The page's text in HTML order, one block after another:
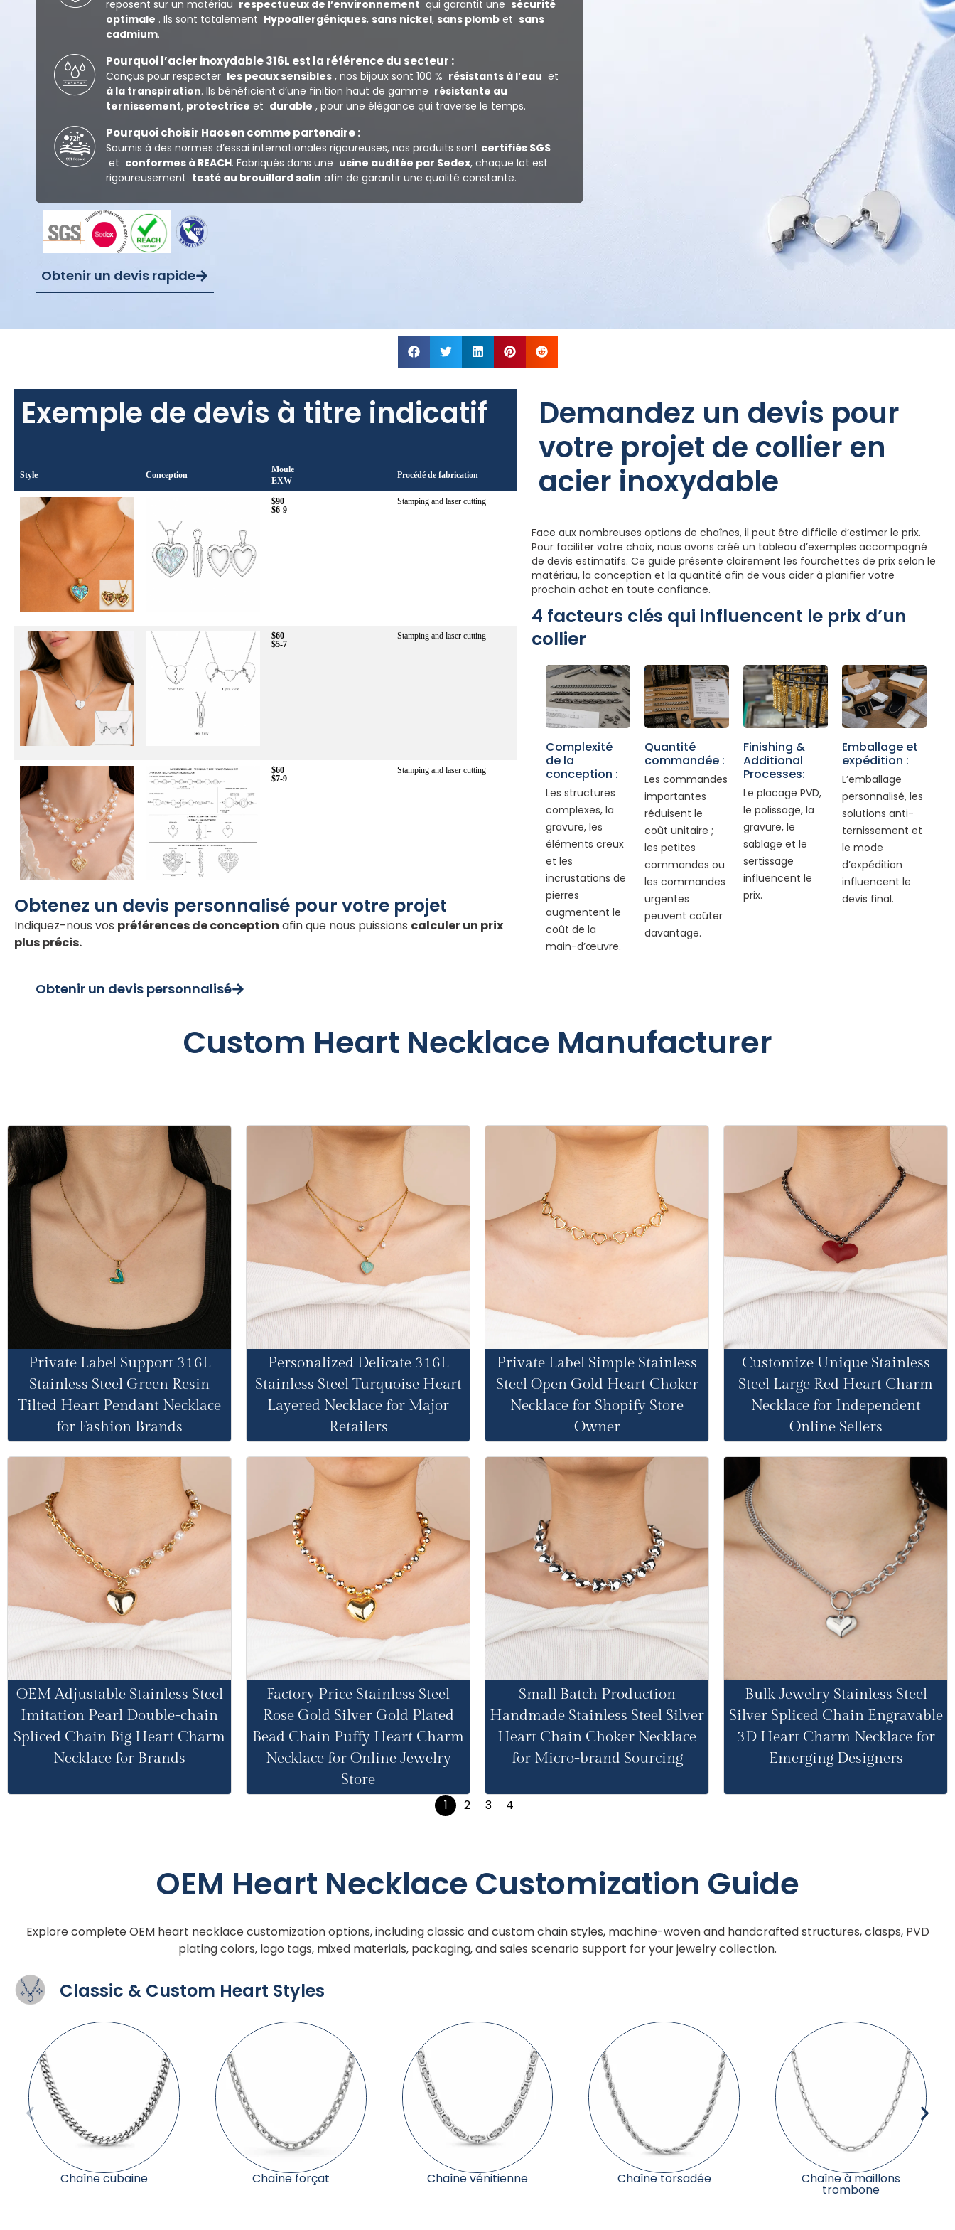
reposent sur un matériau respectueux de l’environnement qui garantit une sécurité
optimale . Ils sont totalement Hypoallergéniques, sans nickel, sans plomb et sans
cadmium.
Pourquoi l’acier inoxydable 316L est la référence du secteur :
Conçus pour respecter les peaux sensibles , nos bijoux sont 100 % résistants à l’eau et
à la transpiration. Ils bénéficient d’une finition haut de gamme résistante au
ternissement, protectrice et durable , pour une élégance qui traverse le temps.
Pourquoi choisir Haosen comme partenaire :
Soumis à des normes d’essai internationales rigoureuses, nos produits sont certifiés SGS
et conformes à REACH. Fabriqués dans une usine auditée par Sedex, chaque lot est
rigoureusement testé au brouillard salin afin de garantir une qualité constante.
Obtenir un devis rapide
Exemple de devis à titre indicatif
Style Conception
Moule
EXW
Procédé de fabrication
$90
$6-9
Stamping and laser cutting
$60
$5-7
Stamping and laser cutting
$60
$7-9
Stamping and laser cutting
Obtenez un devis personnalisé pour votre projet
Indiquez-nous vos préférences de conception afin que nous puissions calculer un prix
plus précis.
Obtenir un devis personnalisé
Demandez un devis pour
votre projet de collier en
acier inoxydable
Face aux nombreuses options de chaînes, il peut être difficile d’estimer le prix.
Pour faciliter votre choix, nous avons créé un tableau d’exemples accompagné
de devis estimatifs. Ce guide présente clairement les fourchettes de prix selon le
matériau, la conception et la quantité afin de vous aider à planifier votre
prochain achat en toute confiance.
4 facteurs clés qui influencent le prix d’un
collier
Complexité
de la
conception :
Les structures
complexes, la
gravure, les
éléments creux
et les
incrustations de
pierres
augmentent le
coût de la
main-d’œuvre.
Quantité
commandée :
Les commandes
importantes
réduisent le
coût unitaire ;
les petites
commandes ou
les commandes
urgentes
peuvent coûter
davantage.
Finishing &
Additional
Processes:
Le placage PVD,
le polissage, la
gravure, le
sablage et le
sertissage
influencent le
prix.
Emballage et
expédition :
L’emballage
personnalisé, les
solutions anti-
ternissement et
le mode
d’expédition
influencent le
devis final.
Custom Heart Necklace Manufacturer
Private Label Support 316L
Stainless Steel Green Resin
Tilted Heart Pendant Necklace
for Fashion Brands
Personalized Delicate 316L
Stainless Steel Turquoise Heart
Layered Necklace for Major
Retailers
Private Label Simple Stainless
Steel Open Gold Heart Choker
Necklace for Shopify Store
Owner
Customize Unique Stainless
Steel Large Red Heart Charm
Necklace for Independent
Online Sellers
OEM Adjustable Stainless Steel
Imitation Pearl Double-chain
Spliced Chain Big Heart Charm
Necklace for Brands
Factory Price Stainless Steel
Rose Gold Silver Gold Plated
Bead Chain Puffy Heart Charm
Necklace for Online Jewelry
Store
Small Batch Production
Handmade Stainless Steel Silver
Heart Chain Choker Necklace
for Micro-brand Sourcing
Bulk Jewelry Stainless Steel
Silver Spliced Chain Engravable
3D Heart Charm Necklace for
Emerging Designers
1 2 3 4
OEM Heart Necklace Customization Guide
Explore complete OEM heart necklace customization options, including classic and custom chain styles, machine-woven and handcrafted structures, clasps, PVD
plating colors, logo tags, mixed materials, packaging, and sales scenario support for your jewelry collection.
Classic & Custom Heart Styles
Chaîne forçat Chaîne vénitienne Chaîne torsadée Chaîne à maillons Chaîne rolo